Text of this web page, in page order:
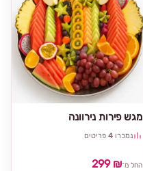
מגש פירות נירוונה
נמכרו 4 פריטים
החל מ־299 ₪